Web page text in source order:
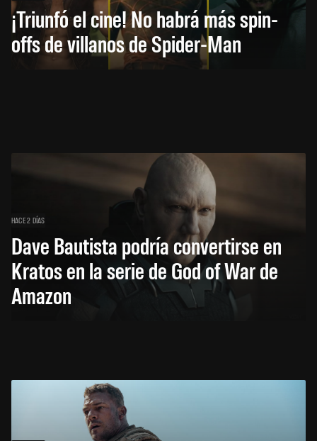
¡Triunfó el cine! No habrá más spin-
offs de villanos de Spider-Man
HACE 2 DÍAS
Dave Bautista podría convertirse en
Kratos en la serie de God of War de
Amazon